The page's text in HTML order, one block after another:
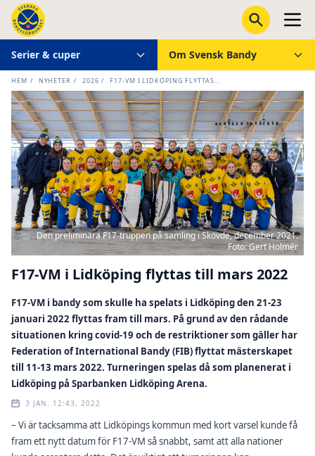
Serier & cuper Om Svensk Bandy
HEM / NYHETER / 2026 / F17-VM I LIDKÖPING FLYTTAS...
Den preliminära F17-truppen på samling i Skövde, december 2021.
Foto: Gert Holmér
F17-VM i Lidköping flyttas till mars 2022
F17-VM i bandy som skulle ha spelats i Lidköping den 21-23
januari 2022 flyttas fram till mars. På grund av den rådande
situationen kring covid-19 och de restriktioner som gäller har
Federation of International Bandy (FIB) flyttat mästerskapet
till 11-13 mars 2022. Turneringen spelas då som planenerat i
Lidköping på Sparbanken Lidköping Arena.
3 JAN. 12:43, 2022
– Vi är tacksamma att Lidköpings kommun med kort varsel kunde få
fram ett nytt datum för F17-VM så snabbt, samt att alla nationer